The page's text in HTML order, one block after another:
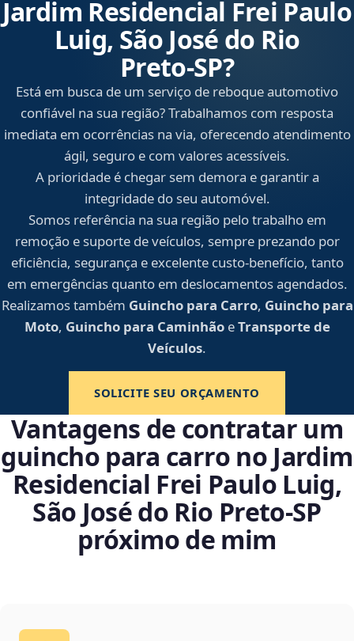
Jardim Residencial Frei Paulo
Luig, São José do Rio
Preto‑SP?
Está em busca de um serviço de reboque automotivo
confiável na sua região? Trabalhamos com resposta
imediata em ocorrências na via, oferecendo atendimento
ágil, seguro e com valores acessíveis.
A prioridade é chegar sem demora e garantir a
integridade do seu automóvel.
Somos referência na sua região pelo trabalho em
remoção e suporte de veículos, sempre prezando por
eficiência, segurança e excelente custo-benefício, tanto
em emergências quanto em deslocamentos agendados.
Realizamos também Guincho para Carro, Guincho para
Moto, Guincho para CaminhãoeTransporte de
Veículos.
SOLICITE SEU ORÇAMENTO
Vantagens de contratar um
guincho para carro no Jardim
Residencial Frei Paulo Luig,
São José do Rio Preto‑SP
próximo de mim